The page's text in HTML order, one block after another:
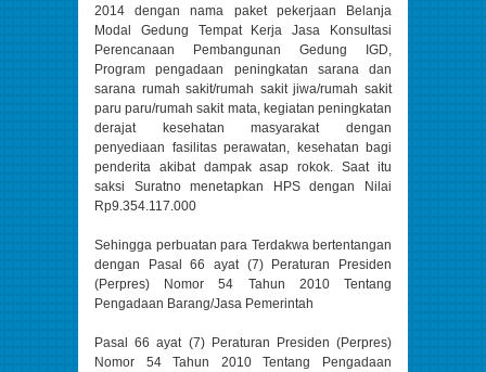
2014 dengan nama paket pekerjaan Belanja
Modal Gedung Tempat Kerja Jasa Konsultasi
Perencanaan Pembangunan Gedung IGD,
Program pengadaan peningkatan sarana dan
sarana rumah sakit/rumah sakit jiwa/rumah sakit
paru paru/rumah sakit mata, kegiatan peningkatan
derajat kesehatan masyarakat dengan
penyediaan fasilitas perawatan, kesehatan bagi
penderita akibat dampak asap rokok. Saat itu
saksi Suratno menetapkan HPS dengan Nilai
Rp9.354.117.000
Sehingga perbuatan para Terdakwa bertentangan
dengan Pasal 66 ayat (7) Peraturan Presiden
(Perpres) Nomor 54 Tahun 2010 Tentang
Pengadaan Barang/Jasa Pemerintah
Pasal 66 ayat (7) Peraturan Presiden (Perpres)
Nomor 54 Tahun 2010 Tentang Pengadaan